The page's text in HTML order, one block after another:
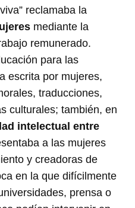
reclamaba la
mediante la
remunerado.
para las
escrita por mujeres,
traducciones,
culturales; también, en
intelectual entre
a las mujeres
y creadoras de
en la que difícilmente
prensa o